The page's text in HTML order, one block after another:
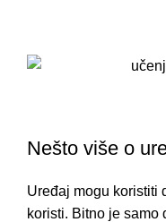
Nešto više o
Uređaj mogu koristiti
koristi. Bitno je samo